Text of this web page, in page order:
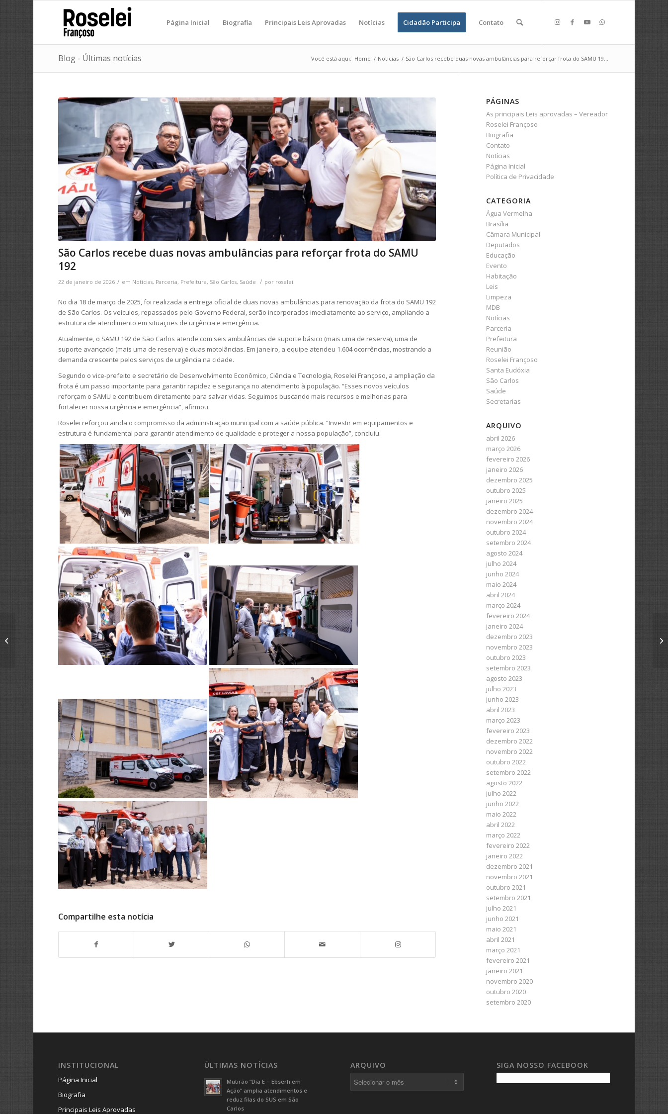
Página Inicial Biografia Principais Leis Aprovadas Notícias Cidadão Participa Contato
Blog - Últimas notícias Você está aqui: Home / Notícias / São Carlos recebe duas novas ambulâncias para reforçar frota do SAMU 19...
São Carlos recebe duas novas ambulâncias para reforçar frota do SAMU
192
22 de janeiro de 2026 / em Notícias, Parceria, Prefeitura, São Carlos, Saúde / por roselei
No dia 18 de março de 2025, foi realizada a entrega oficial de duas novas ambulâncias para renovação da frota do SAMU 192
de São Carlos. Os veículos, repassados pelo Governo Federal, serão incorporados imediatamente ao serviço, ampliando a
estrutura de atendimento em situações de urgência e emergência.
Atualmente, o SAMU 192 de São Carlos atende com seis ambulâncias de suporte básico (mais uma de reserva), uma de
suporte avançado (mais uma de reserva) e duas motolâncias. Em janeiro, a equipe atendeu 1.604 ocorrências, mostrando a
demanda crescente pelos serviços de urgência na cidade.
Segundo o vice-prefeito e secretário de Desenvolvimento Econômico, Ciência e Tecnologia, Roselei Françoso, a ampliação da
frota é um passo importante para garantir rapidez e segurança no atendimento à população. “Esses novos veículos
reforçam o SAMU e contribuem diretamente para salvar vidas. Seguimos buscando mais recursos e melhorias para
fortalecer nossa urgência e emergência”, afirmou.
Roselei reforçou ainda o compromisso da administração municipal com a saúde pública. “Investir em equipamentos e
estrutura é fundamental para garantir atendimento de qualidade e proteger a nossa população”, concluiu.
Compartilhe esta notícia
PÁGINAS
As principais Leis aprovadas – Vereador
Roselei Françoso
Biografia
Contato
Notícias
Página Inicial
Política de Privacidade
CATEGORIA
Água Vermelha
Brasília
Câmara Municipal
Deputados
Educação
Evento
Habitação
Leis
Limpeza
MDB
Notícias
Parceria
Prefeitura
Reunião
Roselei Françoso
Santa Eudóxia
São Carlos
Saúde
Secretarias
ARQUIVO
abril 2026
março 2026
fevereiro 2026
janeiro 2026
dezembro 2025
outubro 2025
janeiro 2025
dezembro 2024
novembro 2024
outubro 2024
setembro 2024
agosto 2024
julho 2024
junho 2024
maio 2024
abril 2024
março 2024
fevereiro 2024
janeiro 2024
dezembro 2023
novembro 2023
outubro 2023
setembro 2023
agosto 2023
julho 2023
junho 2023
abril 2023
março 2023
fevereiro 2023
dezembro 2022
novembro 2022
outubro 2022
setembro 2022
agosto 2022
julho 2022
junho 2022
maio 2022
abril 2022
março 2022
fevereiro 2022
janeiro 2022
dezembro 2021
novembro 2021
outubro 2021
setembro 2021
julho 2021
junho 2021
maio 2021
abril 2021
março 2021
fevereiro 2021
janeiro 2021
novembro 2020
outubro 2020
setembro 2020
INSTITUCIONAL
Página Inicial
Biografia
Principais Leis Aprovadas
ÚLTIMAS NOTÍCIAS
Mutirão “Dia E – Ebserh em
Ação” amplia atendimentos e
reduz filas do SUS em São
Carlos
ARQUIVO SIGA NOSSO FACEBOOK
Roselei Françoso
acompanha prefeito
Netto Donato em
reunião no Palácio